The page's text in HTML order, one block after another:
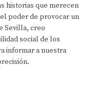
historias que merecen
poder de provocar un
Sevilla, creo
social de los
informar a nuestra